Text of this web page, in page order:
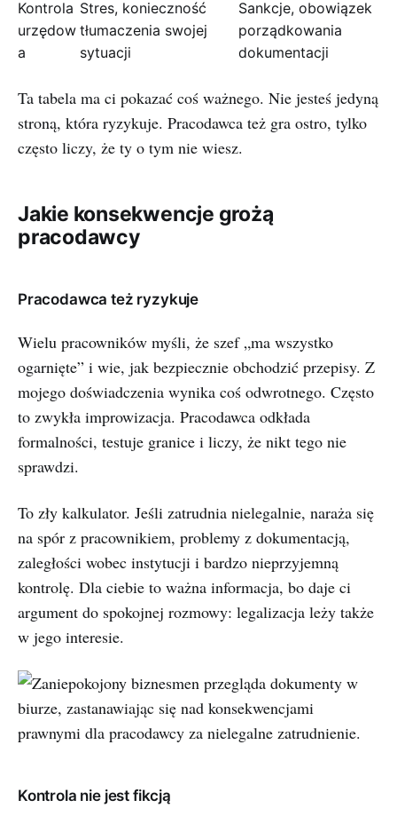
Kontrola
urzędow
a
Stres, konieczność
tłumaczenia swojej
sytuacji
Sankcje, obowiązek
porządkowania
dokumentacji
Ta tabela ma ci pokazać coś ważnego. Nie jesteś jedyną
stroną, która ryzykuje. Pracodawca też gra ostro, tylko
często liczy, że ty o tym nie wiesz.
Jakie konsekwencje grożą
pracodawcy
Pracodawca też ryzykuje
Wielu pracowników myśli, że szef „ma wszystko
ogarnięte” i wie, jak bezpiecznie obchodzić przepisy. Z
mojego doświadczenia wynika coś odwrotnego. Często
to zwykła improwizacja. Pracodawca odkłada
formalności, testuje granice i liczy, że nikt tego nie
sprawdzi.
To zły kalkulator. Jeśli zatrudnia nielegalnie, naraża się
na spór z pracownikiem, problemy z dokumentacją,
zaległości wobec instytucji i bardzo nieprzyjemną
kontrolę. Dla ciebie to ważna informacja, bo daje ci
argument do spokojnej rozmowy: legalizacja leży także
w jego interesie.
Kontrola nie jest fikcją